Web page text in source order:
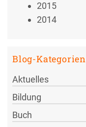
2015
2014
Blog-Kategorien
Aktuelles
Bildung
Buch